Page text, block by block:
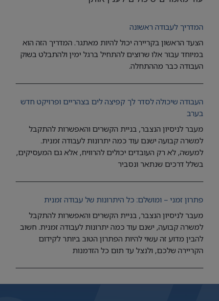
המדריך לעבודה ראשונה
הצעד הראשון בקריירה יכול להיות מאתגר. המדריך הזה הוא
במיוחד עבור אלו שרוצים להתחיל ברגל ימין ולהתבלט בשוק
העבודה כבר מההתחלה.
העבודה שיכולה לסדר לך קפיצה לים בצהריים ופרויקט חדש
בערב
מעבר לניסיון הנצבר, בניית הקשרים והאפשרות להתקבל
למשרה קבועה ישנם עוד כמה יתרונות לעבודה זמנית.
למעשה, לא רק העובדים יכולים להרוויח, אלא גם המעסיקים,
בשלל דרכים שנתאר ונסביר
פתרון זמני – ומושלם: כל היתרונות של עבודה זמנית
מעבר לניסיון הנצבר, בניית הקשרים והאפשרות להתקבל
למשרה קבועה, ישנם עוד כמה יתרונות לעבודה זמנית. חשוב
להבין מדוע זה עשוי להיות הפתרון הטוב ביותר לקידום
הקריירה שלכם, ולנצל עד תום כל הזדמנות